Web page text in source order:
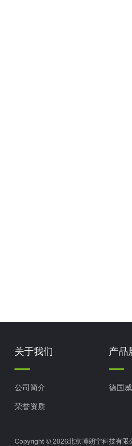
关于我们
公司简介
荣誉资质
产品
德国
Copyright © 2026北京博朗宁科技有